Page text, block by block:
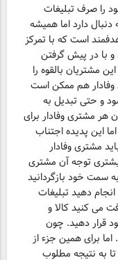
را صرف تبلیغات
دارد اما همیشه
است که با تمرکز
و با در پیش گرفتن
مشتریان بالقوه را
وفادار هم ممکن است
و حتی تبدیل به
هر مشتری وفادار برای
این پدیده اجتناب
مشتری وفادار
بیشتری توجه آن مشتری
سمت خود بازگردانید
دهید تبلیغات
می کنید کالا و
قرار دهید. چون
برای همین جزء از
تا به نتیجه مطلوب